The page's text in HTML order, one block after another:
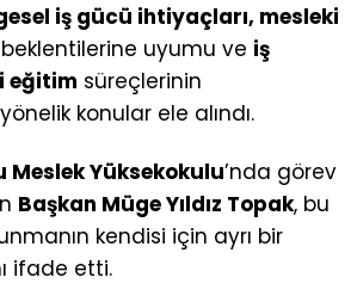
iş gücü ihtiyaçları, mesleki
uyumu ve iş
eğitim süreçlerinin
konular ele alındı.
Meslek Yüksekokulu’nda görev
Başkan Müge Yıldız Topak, bu
kendisi için ayrı bir
ifade etti.